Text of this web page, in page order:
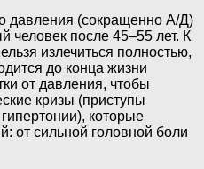
давления (сокращенно А/Д)
человек после 45–55 лет. К
излечиться полностью,
до конца жизни
от давления, чтобы
кризы (приступы
которые
от сильной головной боли